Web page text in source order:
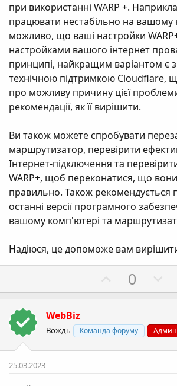
при використанні WARP +.
працювати нестабільно на вашому
можливо, що ваші настройки
настройками вашого інтернет
принципі, найкращим варіантом є
технічною підтримкою Cloudflare,
про можливу причину цієї
рекомендації, як її вирішити.
Ви також можете спробувати
маршрутизатор, перевірити
Інтернет-підключення та
WARP+, щоб переконатися, що
правильно. Також рекомендується
останні версії програмного
вашому комп'ютері та
Надіюся, це допоможе вам
о
и
т
и
0
е
а
т
и
WebBiz
Вождь Команда форуму
25.03.2023